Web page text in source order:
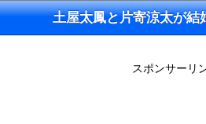
土屋太鳳と片寄涼太が結
スポンサーリ